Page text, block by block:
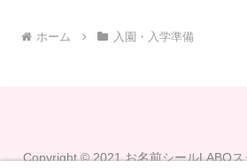
ホーム 入園・入学準備
Copyright © 2021 お名前シールLABO